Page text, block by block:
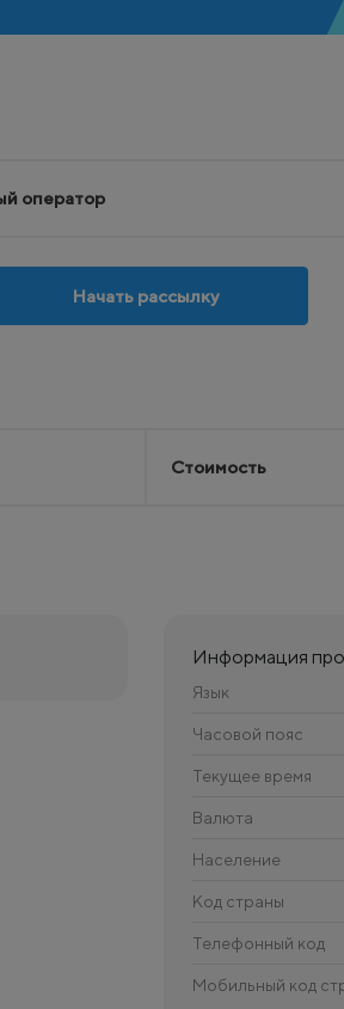
оператор
Начать рассылку
Стоимость
Информация
Язык
Часовой пояс
Текущее время
Валюта
Население
Код страны
Телефонный код
Мобильный код